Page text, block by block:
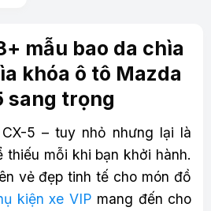
mẫu bao da chìa
khóa ô tô Mazda
sang trọng
5 – tuy nhỏ nhưng lại là
thiếu mỗi khi bạn khởi hành.
vẻ đẹp tinh tế cho món đồ
kiện xe VIP mang đến cho